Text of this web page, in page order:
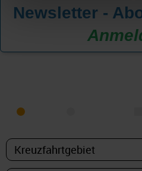
Newsletter -